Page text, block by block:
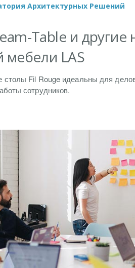
Архитектурных Решений
Table и другие
мебели LAS
Fil Rouge идеальны для
сотрудников.